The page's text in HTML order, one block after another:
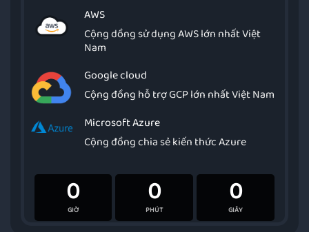
AWS
Cộng dồng sử dụng AWS lớn nhất Việt
Nam
Google cloud
Cộng đồng hỗ trợ GCP lớn nhất Việt Nam
Microsoft Azure
Cộng đồng chia sẻ kiến thức Azure
0
GIỜ 0
PHÚT 0
GIÂY